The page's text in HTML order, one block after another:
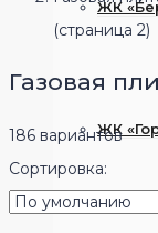
ЖК
ЖК
(страница 2)
Газовая
186 вариантов
Сортировка: